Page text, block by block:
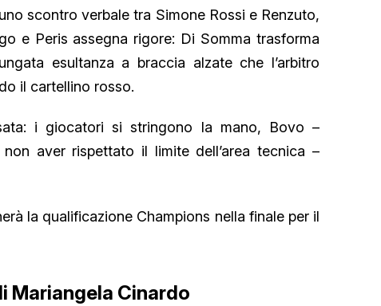
scontro verbale tra Simone Rossi e Renzuto,
e Peris assegna rigore: Di Somma trasforma
esultanza a braccia alzate che l’arbitro
il cartellino rosso.
i giocatori si stringono la mano, Bovo –
aver rispettato il limite dell’area tecnica –
la qualificazione Champions nella finale per il
Mariangela Cinardo